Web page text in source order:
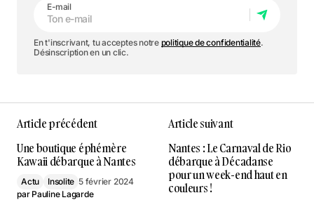
E-mail
En t'inscrivant, tu acceptes notre politique de confidentialité.
Désinscription en un clic.
Article précédent
Une boutique éphémère
Kawaii débarque à Nantes
Actu Insolite 5 février 2024
par Pauline Lagarde
Article suivant
Nantes : Le Carnaval de Rio
débarque à Décadanse
pour un week-end haut en
couleurs !